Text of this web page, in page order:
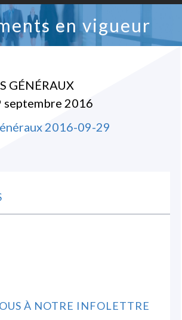
en vigueur
GÉNÉRAUX
septembre 2016
2016-09-29
À NOTRE INFOLETTRE